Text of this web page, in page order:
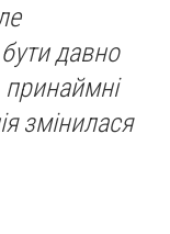
давно
змінилася